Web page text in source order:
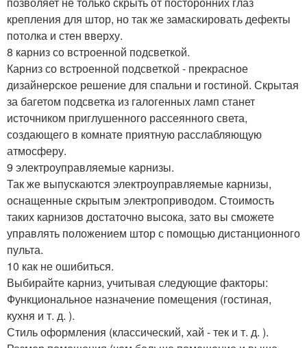
крепления для штор, но так же замаскировать дефекты
потолка и стен вверху.
8 карниз со встроенной подсветкой.
Карниз со встроенной подсветкой - прекрасное
дизайнерское решение для спальни и гостиной. Скрытая
за багетом подсветка из галогенных ламп станет
источником приглушенного рассеянного света,
создающего в комнате приятную расслабляющую
атмосферу.
9 электроуправляемые карнизы.
Так же выпускаются электроуправляемые карнизы,
оснащенные скрытым электроприводом. Стоимость
таких карнизов достаточно высока, зато вы сможете
управлять положением штор с помощью дистанционного
пульта.
10 как не ошибиться.
Выбирайте карниз, учитывая следующие факторы:
Функциональное назначение помещения (гостиная,
кухня и т. д. ).
Стиль оформления (классический, хай - тек и т. д. ).